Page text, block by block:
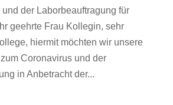
der Laborbeauftragung für
geehrte Frau Kollegin, sehr
hiermit möchten wir unsere
Coronavirus und der
in Anbetracht der...